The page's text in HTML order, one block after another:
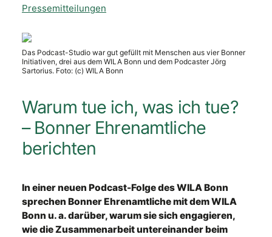
Das Podcast-Studio war gut gefüllt mit Menschen aus vier Bonner
Initiativen, drei aus dem WILA Bonn und dem Podcaster Jörg
Sartorius. Foto: (c) WILA Bonn
Warum tue ich, was ich tue?
– Bonner Ehrenamtliche
berichten
In einer neuen Podcast-Folge des WILA Bonn
sprechen Bonner Ehrenamtliche mit dem WILA
Bonn u. a. darüber, warum sie sich engagieren,
wie die Zusammenarbeit untereinander beim
Pressemitteilungen